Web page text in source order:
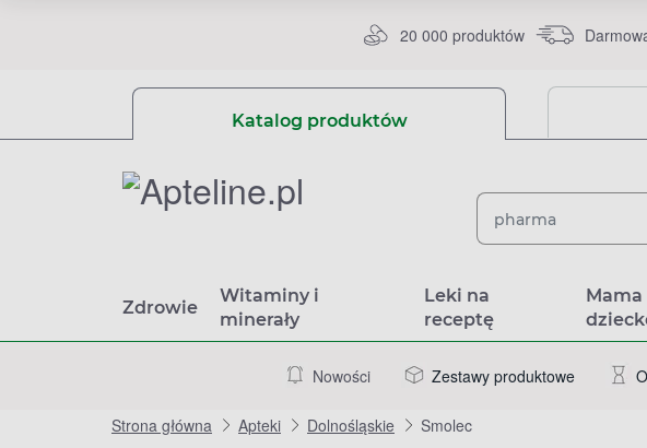
20 000 produktów
Katalog produktów
Zdrowie
Witaminy i
minerały
Leki na
receptę
Mama
Nowości Zestawy produktowe
Strona główna Apteki Dolnośląskie Smolec